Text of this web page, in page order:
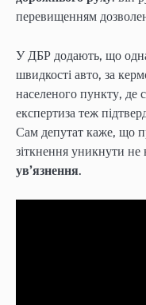
перевищенням
У ДБР додають, що
швидкості авто, за
населеного пункту, де
експертиза теж
Сам депутат каже, що
зіткнення уникнути не
увʼязнення.